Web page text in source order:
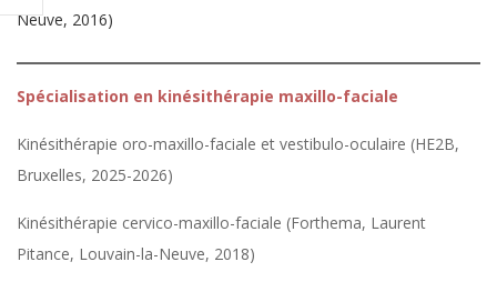
Neuve, 2016)
Spécialisation en kinésithérapie maxillo-faciale
Kinésithérapie oro-maxillo-faciale et vestibulo-oculaire (HE2B,
Bruxelles, 2025-2026)
Kinésithérapie cervico-maxillo-faciale (Forthema, Laurent
Pitance, Louvain-la-Neuve, 2018)